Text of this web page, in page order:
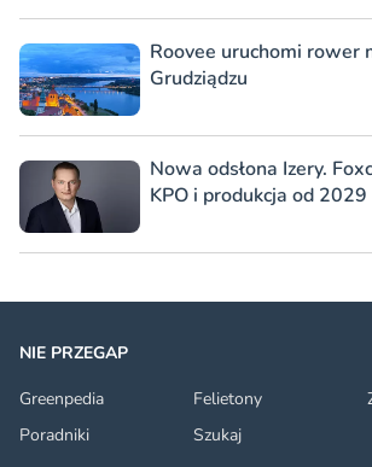
Roovee uruchomi rower
Grudziądzu
Nowa odsłona Izery.
KPO i produkcja od 2029
NIE PRZEGAP
Greenpedia
Felietony
Poradniki
Szukaj